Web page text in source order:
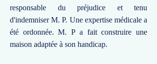
responsable du préjudice et tenu
d'indemniser M. P. Une expertise médicale a
été ordonnée. M. P a fait construire une
maison adaptée à son handicap.